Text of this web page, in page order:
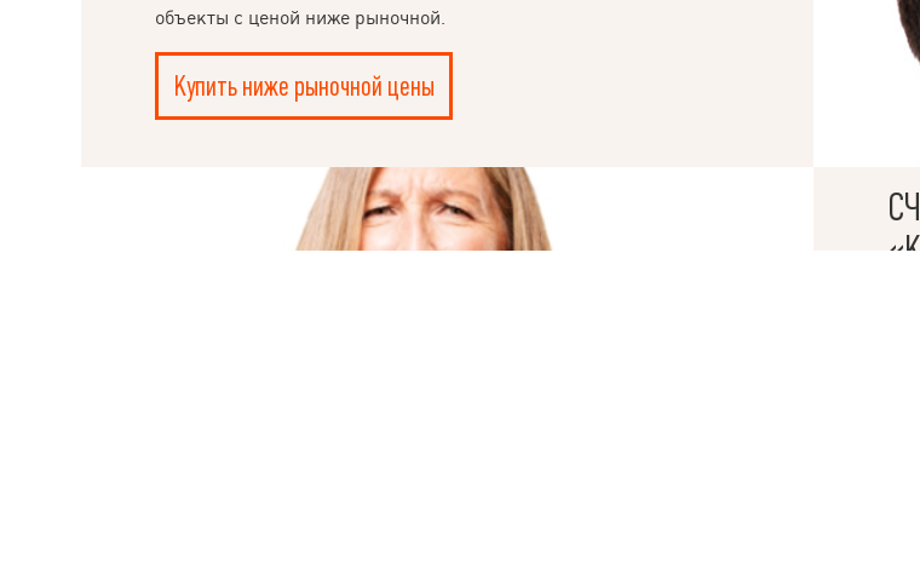
объекты с ценой ниже рыночной.
Купить ниже рыночной цены
НАПИСАТЬ
РУКОВОДИТЕЛЮ
© 2019 – 2026 Valion real estate. Все
Plektan — WEB-интегрированные системы